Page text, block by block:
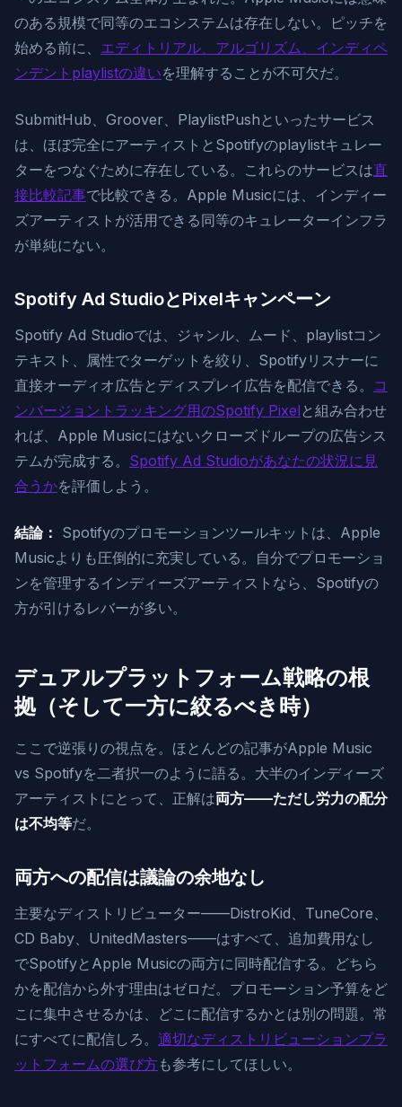
のある規模で同等のエコシステムは存在しない。ピッチを
始める前に、 エディトリアル、アルゴリズム、インディペ
ンデントplaylistの違いを理解することが不可欠だ。
SubmitHub、Groover、PlaylistPushといったサービス
は、ほぼ完全にアーティストとSpotifyのplaylistキュレー
ターをつなぐために存在している。これらのサービスは直
接比較記事で比較できる。Apple Musicには、インディー
ズアーティストが活用できる同等のキュレーターインフラ
が単純にない。
Spotify Ad StudioとPixelキャンペーン
Spotify Ad Studioでは、ジャンル、ムード、playlistコン
テキスト、属性でターゲットを絞り、Spotifyリスナーに
直接オーディオ広告とディスプレイ広告を配信できる。 コ
ンバージョントラッキング用のSpotify Pixel と組み合わせ
れば、Apple Musicにはないクローズドループの広告シス
テムが完成する。 Spotify Ad Studioがあなたの状況に見
合うかを評価しよう。
結論： Spotifyのプロモーションツールキットは、Apple
Musicよりも圧倒的に充実している。自分でプロモーショ
ンを管理するインディーズアーティストなら、Spotifyの
方が引けるレバーが多い。
デュアルプラットフォーム戦略の根
拠（そして一方に絞るべき時）
ここで逆張りの視点を。ほとんどの記事がApple Music
vs Spotifyを二者択一のように語る。大半のインディーズ
アーティストにとって、正解は両方——ただし労力の配分
は不均等だ。
両方への配信は議論の余地なし
主要なディストリビューター——DistroKid、TuneCore、
CD Baby、UnitedMasters——はすべて、追加費用なし
でSpotifyとApple Musicの両方に同時配信する。どちら
かを配信から外す理由はゼロだ。プロモーション予算をど
こに集中させるかは、どこに配信するかとは別の問題。常
にすべてに配信しろ。 適切なディストリビューションプラ
ットフォームの選び方も参考にしてほしい。